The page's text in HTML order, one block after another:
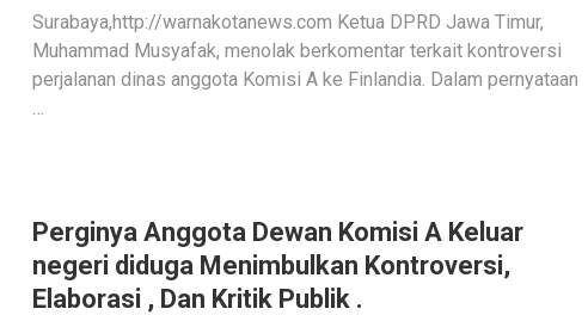
Surabaya,http://warnakotanews.com Ketua DPRD Jawa Timur,
Muhammad Musyafak, menolak berkomentar terkait kontroversi
perjalanan dinas anggota Komisi A ke Finlandia. Dalam pernyataan
Perginya Anggota Dewan Komisi A Keluar
negeri diduga Menimbulkan Kontroversi,
Elaborasi , Dan Kritik Publik .